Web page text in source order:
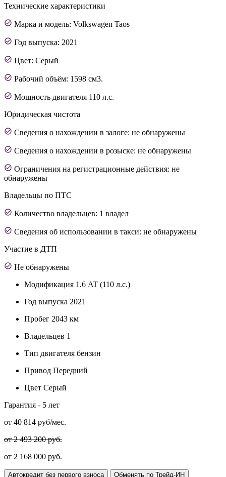
Технические характеристики
Марка и модель: Volkswagen Taos
Год выпуска: 2021
Цвет: Серый
Рабочий объём: 1598 см3.
Мощность двигателя 110 л.с.
Юридическая чистота
Сведения о нахождении в залоге: не обнаружены
Сведения о нахождении в розыске: не обнаружены
Ограничения на регистрационные действия: не
обнаружены
Владельцы по ПТС
Количество владельцев: 1 владел
Сведения об использовании в такси: не обнаружены
Участие в ДТП
Не обнаружены
Модификация 1.6 AT (110 л.с.)
Год выпуска 2021
Пробег 2043 км
Владельцев 1
Тип двигателя бензин
Привод Передний
Цвет Серый
Гарантия - 5 лет
от 40 814 руб/мес.
от 2 493 200 руб.
от 2 168 000 руб.
Автокредит без первого взноса Обменять по Трейд-ИН